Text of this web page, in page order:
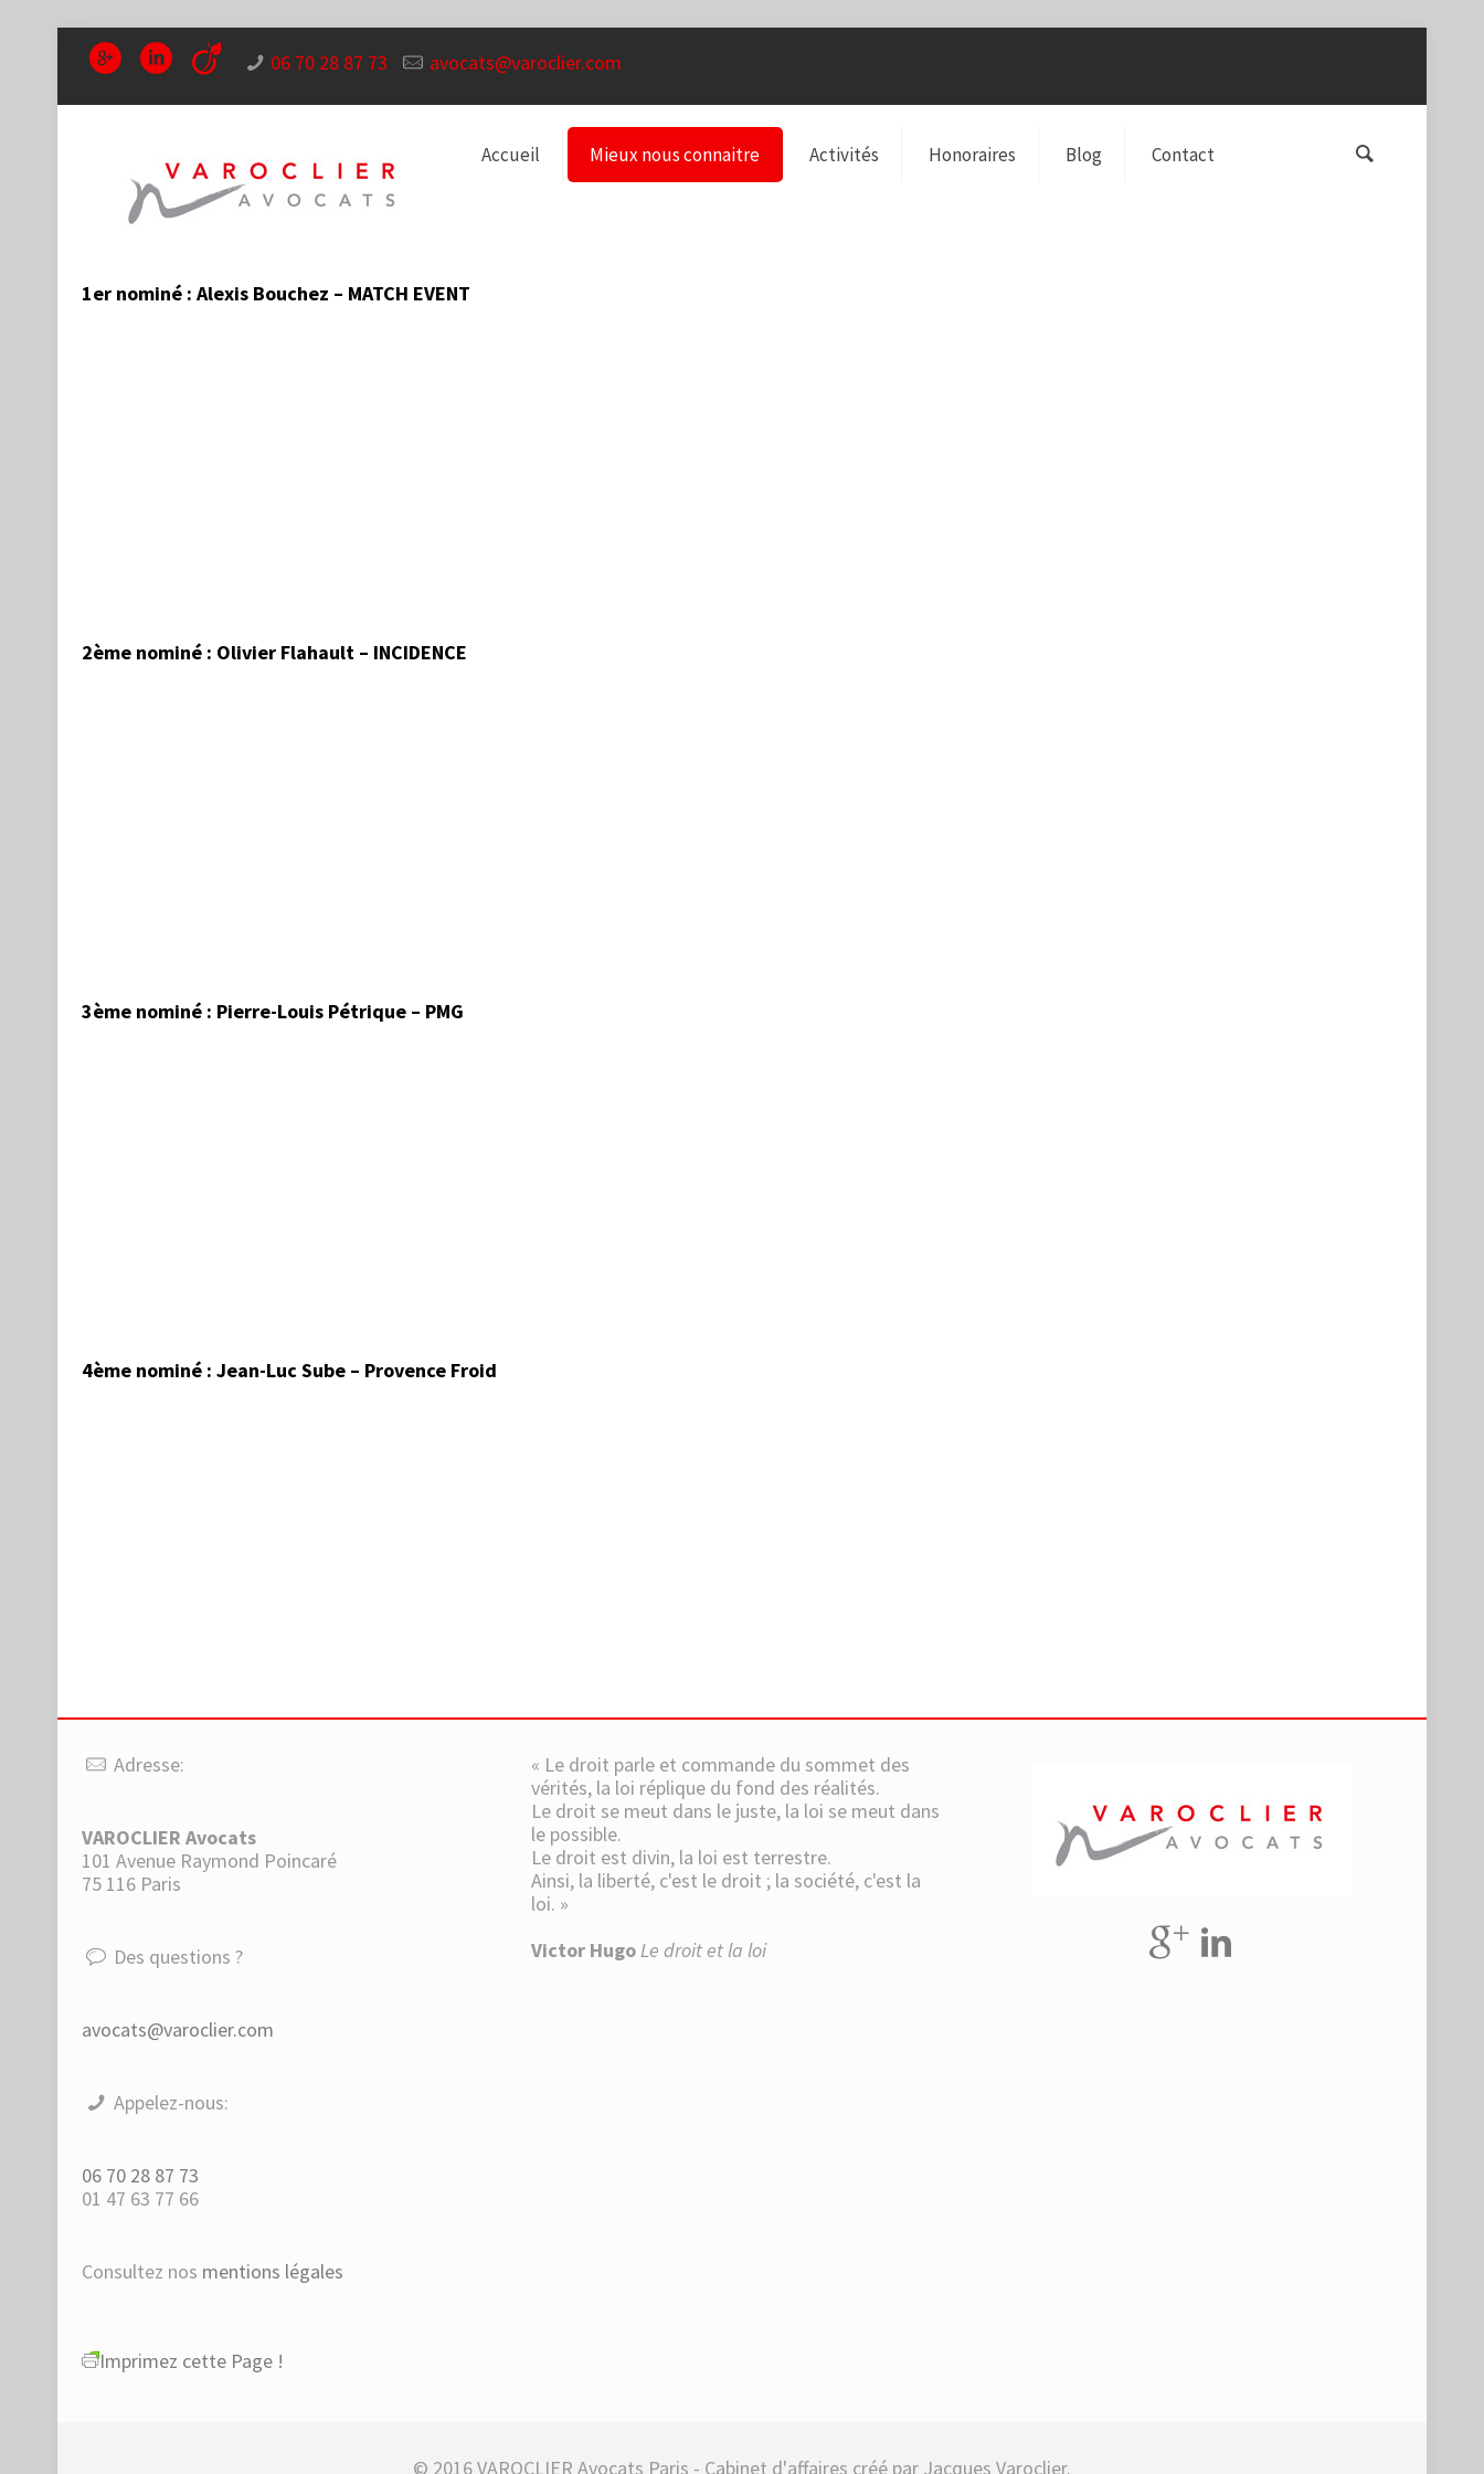
06 70 28 87 73 avocats@varoclier.com
Accueil Mieux nous connaitre Activités Honoraires Blog Contact
1er nominé : Alexis Bouchez – MATCH EVENT
2ème nominé : Olivier Flahault – INCIDENCE
3ème nominé : Pierre-Louis Pétrique – PMG
4ème nominé : Jean-Luc Sube – Provence Froid
Adresse:
VAROCLIER Avocats
101 Avenue Raymond Poincaré
75 116 Paris
Des questions ?
avocats@varoclier.com
Appelez-nous:
06 70 28 87 73
01 47 63 77 66
Consultez nos mentions légales
Imprimez cette Page !
« Le droit parle et commande du sommet des
vérités, la loi réplique du fond des réalités.
Le droit se meut dans le juste, la loi se meut dans
le possible.
Le droit est divin, la loi est terrestre.
Ainsi, la liberté, c'est le droit ; la société, c'est la
loi. »
Victor HugoLe droit et la loi
© 2016 VAROCLIER Avocats Paris - Cabinet d'affaires créé par Jacques Varoclier.